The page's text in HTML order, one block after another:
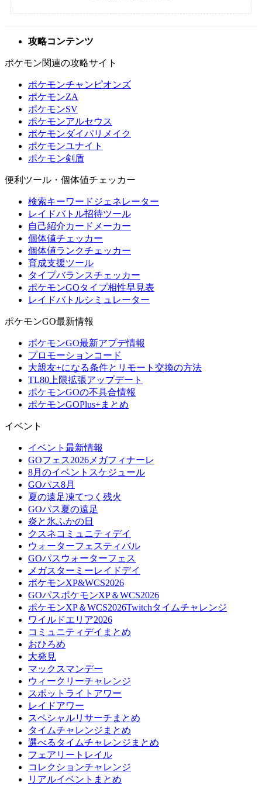
攻略コンテンツ
ポケモン関連の攻略サイト
ポケモンチャンピオンズ
ポケモンZA
ポケモンSV
ポケモンアルセウス
ポケモンダイパリメイク
ポケモンユナイト
ポケモン剣盾
便利ツール・個体値チェッカー
検索キーワードジェネレーター
レイドバトル招待ツール
自己紹介カードメーカー
個体値チェッカー
個体値ランクチェッカー
育成支援ツール
タイプバランスチェッカー
ポケモンGOタイプ相性早見表
レイドバトルシミュレーター
ポケモンGO最新情報
ポケモンGO最新アプデ情報
プロモーションコード
大親友+になる条件とリモート交換の方法
TL80上限拡張アップデート
ポケモンGOの不具合情報
ポケモンGOPlus+まとめ
イベント
イベント最新情報
GOフェス2026メガフィナーレ
8月のイベントスケジュール
GOパス8月
夏の遠足凍てつく残火
GOパス夏の遠足
炎と氷ふかの日
クスネコミュニティデイ
ウォーターフェスティバル
GOパスウォーターフェス
メガスターミーレイドデイ
ポケモンXP&WCS2026
GOパスポケモンXP＆WCS2026
ポケモンXP＆WCS2026Twitchタイムチャレンジ
ワイルドエリア2026
コミュニティデイまとめ
おひろめ
大発見
マックスマンデー
ウィークリーチャレンジ
スポットライトアワー
レイドアワー
スペシャルリサーチまとめ
タイムチャレンジまとめ
選べるタイムチャレンジまとめ
フェアリートレイル
コレクションチャレンジ
リアルイベントまとめ